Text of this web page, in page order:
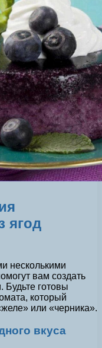
ягод
несколькими
вам создать
Будьте готовы
который
или «черника».
вкуса